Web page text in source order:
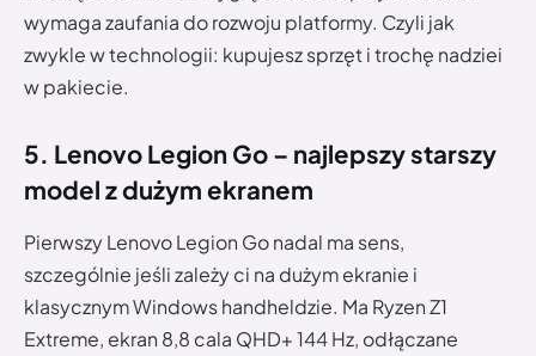
wymaga zaufania do rozwoju platformy. Czyli jak
zwykle w technologii: kupujesz sprzęt i trochę nadziei
w pakiecie.
5. Lenovo Legion Go – najlepszy starszy
model z dużym ekranem
Pierwszy Lenovo Legion Go nadal ma sens,
szczególnie jeśli zależy ci na dużym ekranie i
klasycznym Windows handheldzie. Ma Ryzen Z1
Extreme, ekran 8,8 cala QHD+ 144 Hz, odłączane